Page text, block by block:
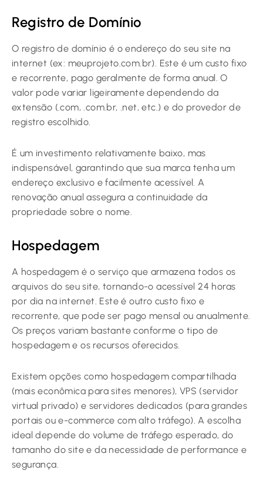
Registro de Domínio
O registro de domínio é o endereço do seu site na
internet (ex: meuprojeto.com.br). Este é um custo fixo
e recorrente, pago geralmente de forma anual. O
valor pode variar ligeiramente dependendo da
extensão (.com, .com.br, .net, etc.) e do provedor de
registro escolhido.
É um investimento relativamente baixo, mas
indispensável, garantindo que sua marca tenha um
endereço exclusivo e facilmente acessível. A
renovação anual assegura a continuidade da
propriedade sobre o nome.
Hospedagem
A hospedagem é o serviço que armazena todos os
arquivos do seu site, tornando-o acessível 24 horas
por dia na internet. Este é outro custo fixo e
recorrente, que pode ser pago mensal ou anualmente.
Os preços variam bastante conforme o tipo de
hospedagem e os recursos oferecidos.
Existem opções como hospedagem compartilhada
(mais econômica para sites menores), VPS (servidor
virtual privado) e servidores dedicados (para grandes
portais ou e-commerce com alto tráfego). A escolha
ideal depende do volume de tráfego esperado, do
tamanho do site e da necessidade de performance e
segurança.